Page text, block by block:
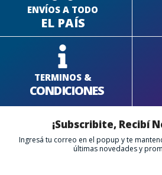
ENVÍOS A TODO
EL PAÍS
TERMINOS &
CONDICIONES
¡Subscribite, Recibí
Ingresá tu correo en el popup y te
últimas novedades y